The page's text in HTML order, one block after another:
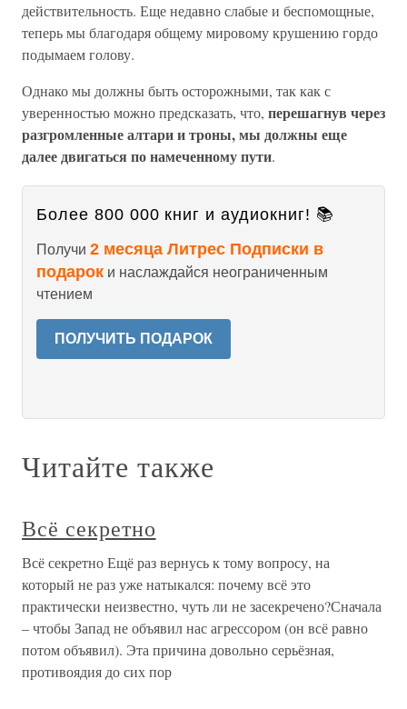
действительность. Еще недавно слабые и беспомощные,
теперь мы благодаря общему мировому крушению гордо
подымаем голову.
Однако мы должны быть осторожными, так как с
уверенностью можно предсказать, что, перешагнув через
разгромленные алтари и троны, мы должны еще
далее двигаться по намеченному пути.
Более 800 000 книг и аудиокниг! 📚
Получи 2 месяца Литрес Подписки в
подарок и наслаждайся неограниченным
чтением
ПОЛУЧИТЬ ПОДАРОК
Читайте также
Всё секретно
Всё секретно Ещё раз вернусь к тому вопросу, на
который не раз уже натыкался: почему всё это
практически неизвестно, чуть ли не засекречено?Сначала
– чтобы Запад не объявил нас агрессором (он всё равно
потом объявил). Эта причина довольно серьёзная,
противоядия до сих пор